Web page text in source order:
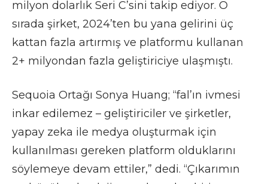
milyon dolarlık Seri C’sini takip ediyor. O
sırada şirket, 2024’ten bu yana gelirini üç
kattan fazla artırmış ve platformu kullanan
2+ milyondan fazla geliştiriciye ulaşmıştı.
Sequoia Ortağı Sonya Huang; “fal’ın ivmesi
inkar edilemez – geliştiriciler ve şirketler,
yapay zeka ile medya oluşturmak için
kullanılması gereken platform olduklarını
söylemeye devam ettiler,” dedi. “Çıkarımın